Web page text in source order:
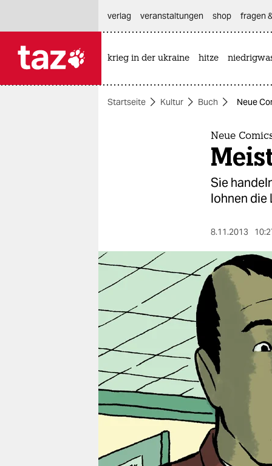
themen
berlin
wahrheit
verlag
verlag
veranstaltungen
fragen & hilfe
verlag
veranstaltungen shop fragen
krieg in der ukraine hitze
Startseite Kultur Buch Neue
Neue
Sie
lohnen die
8.11.2013